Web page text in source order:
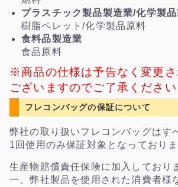
プラスチック製品製造業/化学製
樹脂ペレット/化学製品原料
食料品製造業
食品原料
※商品の仕様は予告なく変更
ございますのでご了承ください
フレコンバッグの保証について
弊社の取り扱いフレコンバッグはす
1回使用のみ保証対象となっておりま
生産物賠償責任保険に加入しており
一、弊社製品を使用された消費者様